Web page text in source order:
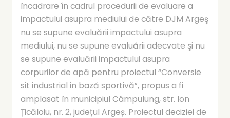
încadrare în cadrul procedurii de evaluare a
impactului asupra mediului de către DJM Argeş
nu se supune evaluării impactului asupra
mediului, nu se supune evaluării adecvate şi nu
se supune evaluării impactului asupra
corpurilor de apă pentru proiectul “Conversie
sit industrial in bază sportivă”, propus a fi
amplasat în municipiul Câmpulung, str. Ion
Țicăloiu, nr. 2, județul Argeș. Proiectul deciziei de